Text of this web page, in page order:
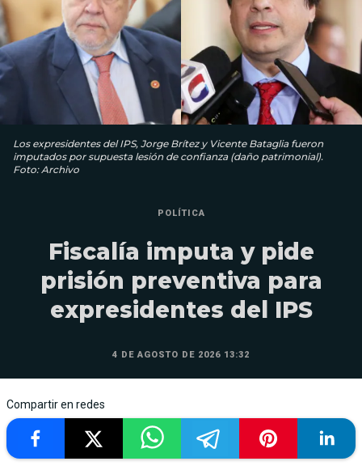
Los expresidentes del IPS, Jorge Brítez y Vicente Bataglia fueron
imputados por supuesta lesión de confianza (daño patrimonial).
Foto: Archivo
POLÍTICA
Fiscalía imputa y pide
prisión preventiva para
expresidentes del IPS
4 DE AGOSTO DE 2026 13:32
Compartir en redes